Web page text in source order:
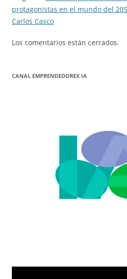
protagonistas en el mundo del
Carlos Casco
Los comentarios están cerrados.
CANAL EMPRENDEDOREX IA